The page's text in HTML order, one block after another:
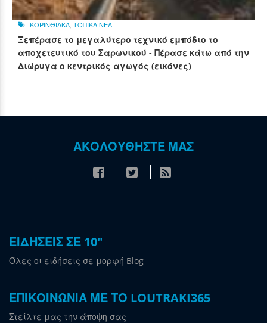
ΚΟΡΙΝΘΙΑΚΑ ΤΟΠΙΚΑ ΝΕΑ
Ξεπέρασε το μεγαλύτερο τεχνικό εμπόδιο το
αποχετευτικό του Σαρωνικού - Πέρασε κάτω από την
Διώρυγα ο κεντρικός αγωγός (εικόνες)
ΑΚΟΛΟΥΘΗΣΤΕ ΜΑΣ
ΕΙΔΗΣΕΙΣ ΣΕ 10"
Όλες οι ειδήσεις σε μορφή Blog
ΕΠΙΚΟΙΝΩΝΙΑ ΜΕ ΤΟ LOUTRAKI365
Στείλτε μας την άποψη σας